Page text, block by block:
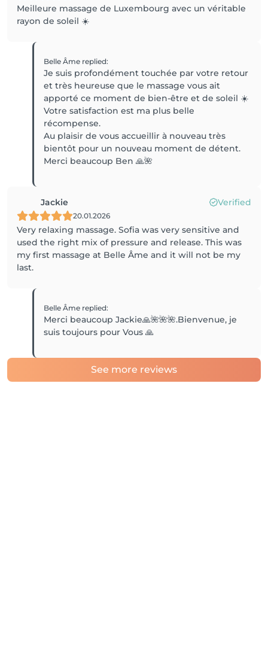
Meilleure massage de Luxembourg avec un véritable
rayon de soleil ☀️
Belle Âme replied:
Je suis profondément touchée par votre retour
et très heureuse que le massage vous ait
apporté ce moment de bien-être et de soleil ☀️
Votre satisfaction est ma plus belle
récompense.
Au plaisir de vous accueillir à nouveau très
bientôt pour un nouveau moment de détent.
Merci beaucoup Ben 🙏🌺
Jackie Verified
20.01.2026
Very relaxing massage. Sofia was very sensitive and
used the right mix of pressure and release. This was
my first massage at Belle Âme and it will not be my
last.
Belle Âme replied:
Merci beaucoup Jackie🙏🌺🌺🌺.Bienvenue, je
suis toujours pour Vous 🙏
See more reviews